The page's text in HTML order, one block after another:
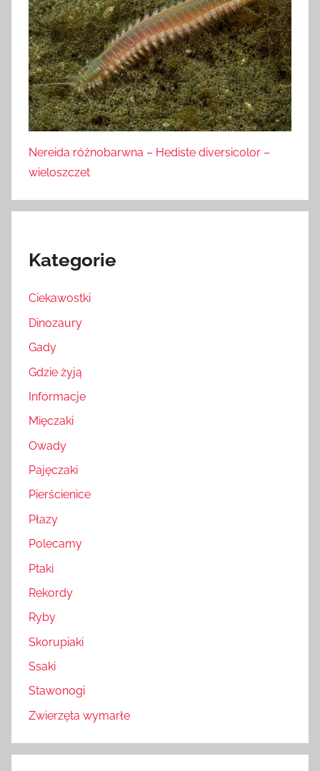
Nereida różnobarwna – Hediste diversicolor –
wieloszczet
Kategorie
Ciekawostki
Dinozaury
Gady
Gdzie żyją
Informacje
Mięczaki
Owady
Pajęczaki
Pierścienice
Płazy
Polecamy
Ptaki
Rekordy
Ryby
Skorupiaki
Ssaki
Stawonogi
Zwierzęta wymarłe